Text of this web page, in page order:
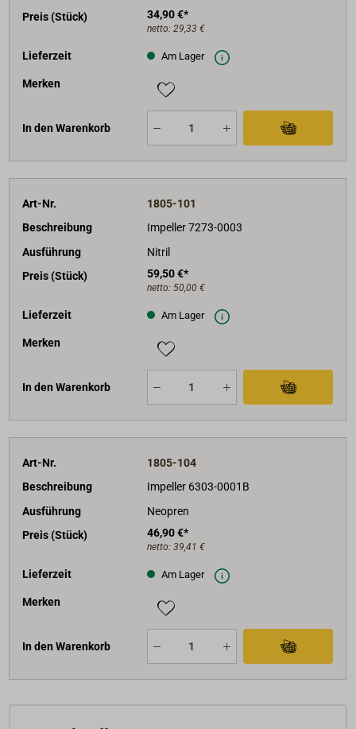
Preis (Stück)
34,90 €*
netto: 29,33 €
Lieferzeit Am Lager
Merken
In den Warenkorb
Art-Nr.
1805-101
Beschreibung
Impeller 7273-0003
Ausführung
Nitril
Preis (Stück)
59,50 €*
netto: 50,00 €
Lieferzeit Am Lager
Merken
In den Warenkorb
Art-Nr.
1805-104
Beschreibung
Impeller 6303-0001B
Ausführung
Neopren
Preis (Stück)
46,90 €*
netto: 39,41 €
Lieferzeit Am Lager
Merken
In den Warenkorb